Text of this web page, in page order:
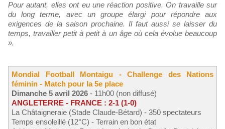
Pour autant, elles ont eu une réaction positive. On travaille sur
du long terme, avec un groupe élargi pour répondre aux
exigences de la saison prochaine. Il faut aussi se laisser du
temps, travailler petit à petit à un âge où cela évolue beaucoup
».
Mondial Football Montaigu - Challenge des Nations
féminin - Match pour la 5e place
Dimanche 5 avril 2026 - 11h00 (non diffusé)
ANGLETERRE - FRANCE : 2-1 (1-0)
La Châtaigneraie (Stade Claude-Bétard) - 350 spectateurs
Temps ensoleillé (12°C) - Terrain en bon état